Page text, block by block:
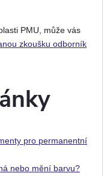
PMU, může vás
zkoušku odborník
pro permanentní
nebo mění barvu?